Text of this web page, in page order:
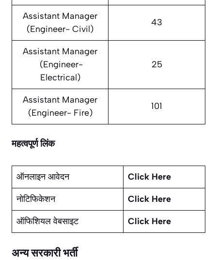
Assistant Manager
(Engineer- Civil)
43
Assistant Manager
(Engineer-
Electrical)
25
Assistant Manager
(Engineer- Fire)
101
महत्वपूर्ण लिंक
ऑनलाइन आवेदन Click Here
नोटिफिकेशन Click Here
ऑफिशियल वेबसाइट Click Here
अन्य सरकारी भर्ती